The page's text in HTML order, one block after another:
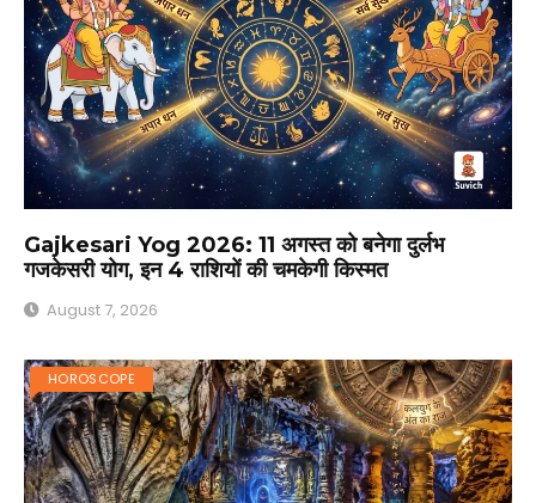
Gajkesari Yog 2026: 11 अगस्त को बनेगा दुर्लभ
गजकेसरी योग, इन 4 राशियों की चमकेगी किस्मत
August 7, 2026
HOROSCOPE